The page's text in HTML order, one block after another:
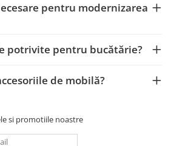
pentru modernizarea
potrivite pentru bucătărie?
de mobilă?
si promotiile noastre